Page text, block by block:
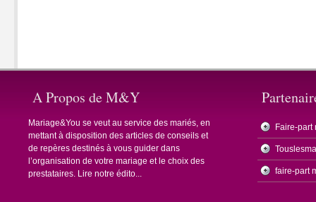
A Propos de M&Y
Mariage&You se veut au service des mariés, en
mettant à disposition des articles de conseils et
de repères destinés à vous guider dans
l’organisation de votre mariage et le choix des
prestataires. Lire notre édito...
Faire-part
faire-part